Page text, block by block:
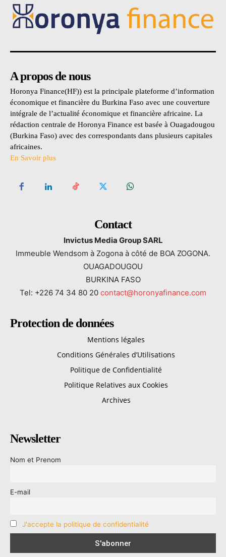
A propos de nous
Horonya Finance(HF)) est la principale plateforme d’information
économique et financière du Burkina Faso avec une couverture
intégrale de l’actualité économique et financière africaine. La
rédaction centrale de Horonya Finance est basée à Ouagadougou
(Burkina Faso) avec des correspondants dans plusieurs capitales
africaines.
En Savoir plus
Contact
Invictus Media Group SARL
Immeuble Wendsom à Zogona à côté de BOA ZOGONA.
OUAGADOUGOU
BURKINA FASO
Tel: +226 74 34 80 20 contact@horonyafinance.com
Protection de données
Mentions légales
Conditions Générales d’Utilisations
Politique de Confidentialité
Politique Relatives aux Cookies
Archives
Newsletter
Nom et Prenom
E-mail
J'accepte la politique de confidentialité